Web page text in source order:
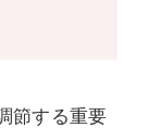
節する重要